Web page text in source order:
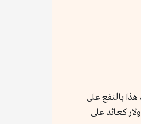
هذا بالنفع على
في تحويلها إلى شركة حقيقية، في الحصول على 203 ملايين دولار كعائد على